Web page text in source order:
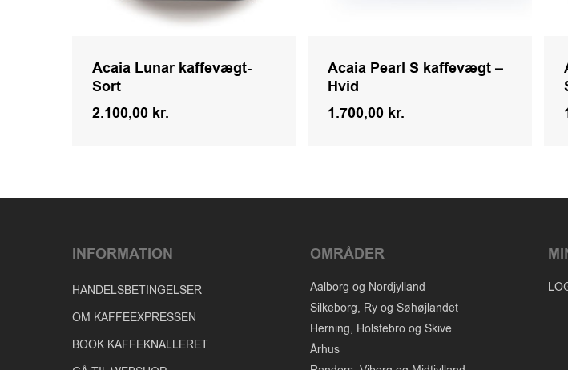
Acaia Lunar kaffevægt-
Sort
2.100,00 kr.
Acaia Pearl S kaffevægt –
Hvid
1.700,00 kr.
INFORMATION
HANDELSBETINGELSER
OM KAFFEEXPRESSEN
BOOK KAFFEKNALLERET
OMRÅDER
Aalborg og Nordjylland
Silkeborg, Ry og Søhøjlandet
Herning, Holstebro og Skive
Århus